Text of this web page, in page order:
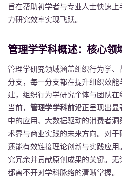
旨在帮助初学者与专业人士快速
力研究效率实现飞跃。
管理学学科概述：核心领
管理学研究领域涵盖组织行为学
分支，每一分支都在提升组织效
建，组织行为学研究个体与团队
当前， 管理学学科前沿正呈现出
中的应用、大数据驱动的消费者
术界与商业实践的未来方向。对
还能有效链接理论创新与实践应
究冗余并贡献原创成果的关键。
都离不开对学科脉络的清晰掌握。